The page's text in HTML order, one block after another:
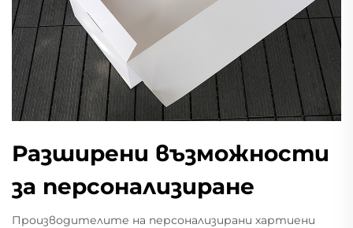
Разширени възможности
за персонализиране
Производителите на персонализирани хартиени